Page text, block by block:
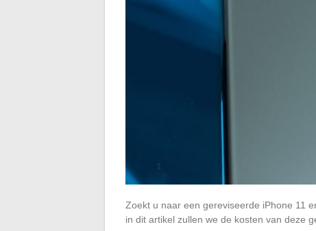
Zoekt u naar een gereviseerde iPhone 11
in dit artikel zullen we de kosten van deze